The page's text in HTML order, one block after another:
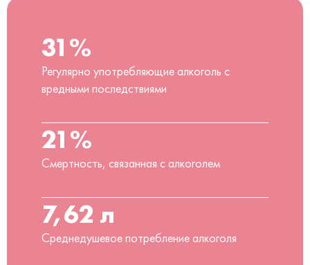
31%
Регулярно употребляющие алкоголь с
вредными последствиями
21%
Смертность, связанная с алкоголем
7,62 л
Среднедушевое потребление алкоголя